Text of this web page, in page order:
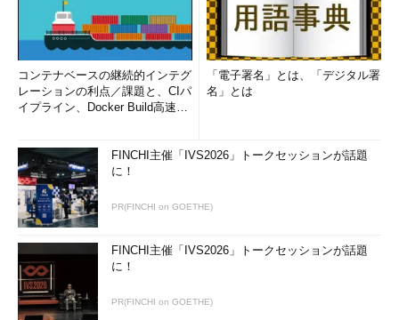
コンテナベースの継続的インテグ
レーションの利点／課題と、CIパ
イプライン、Docker Build高速化
「電子署名」とは、「デジタル署
名」とは
FINCHI主催「IVS2026」トークセッションが話題
に！
PR(FINCHI on GOETHE)
FINCHI主催「IVS2026」トークセッションが話題
に！
PR(FINCHI on GOETHE)